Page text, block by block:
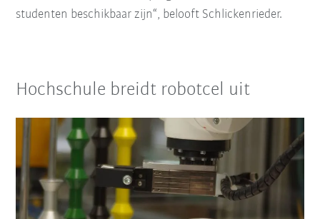
studenten beschikbaar zijn“, belooft Schlickenrieder.
Hochschule breidt robotcel uit